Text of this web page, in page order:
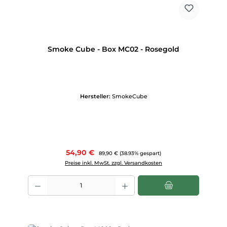
Smoke Cube - Box MC02 - Rosegold
Hersteller: SmokeCube
Verkaufspreis:
54,90 € Regulärer Preis:
89,90 € (38.93% gespart)
Preise inkl. MwSt. zzgl. Versandkosten
Produkt Anzahl: Gib den gewünschten Wert ein oder benutze die